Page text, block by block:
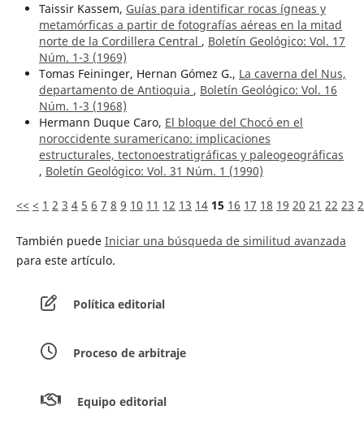
Taissir Kassem, Guías para identificar rocas ígneas y
metamórficas a partir de fotografías aéreas en la mitad
norte de la Cordillera Central , Boletín Geológico: Vol. 17
Núm. 1-3 (1969)
Tomas Feininger, Hernan Gómez G., La caverna del Nus,
departamento de Antioquia , Boletín Geológico: Vol. 16
Núm. 1-3 (1968)
Hermann Duque Caro, El bloque del Chocó en el
noroccidente suramericano: implicaciones
estructurales, tectonoestratigráficas y paleogeográficas
, Boletín Geológico: Vol. 31 Núm. 1 (1990)
<< < 1 2 3 4 5 6 7 8 9 10 11 12 13 14 15 16 17 18 19 20 21 22 23
También puede Iniciar una búsqueda de similitud avanzada
para este artículo.
Política editorial
Proceso de arbitraje
Equipo editorial